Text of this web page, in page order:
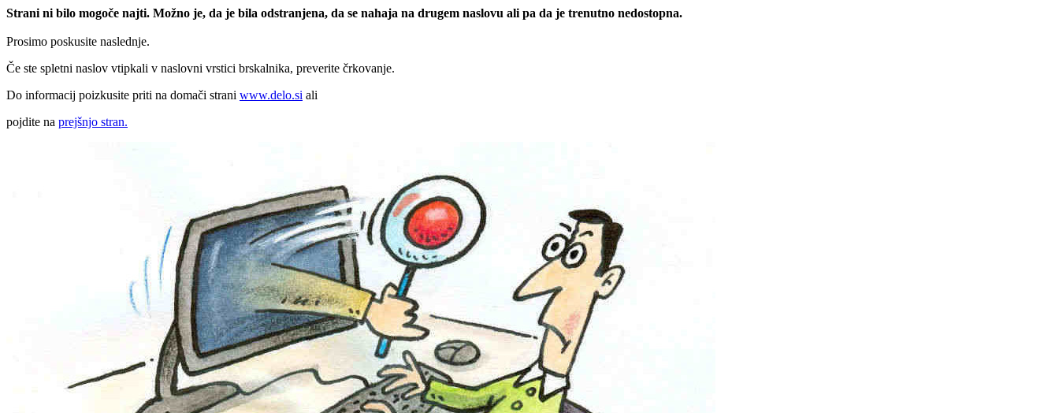
Strani ni bilo mogoče najti. Možno je, da je bila odstranjena, da se nahaja na drugem naslovu ali pa da je trenutno nedostopna.
Prosimo poskusite naslednje.
Če ste spletni naslov vtipkali v naslovni vrstici brskalnika, preverite črkovanje.
Do informacij poizkusite priti na domači strani www.delo.si ali
pojdite na prejšnjo stran.